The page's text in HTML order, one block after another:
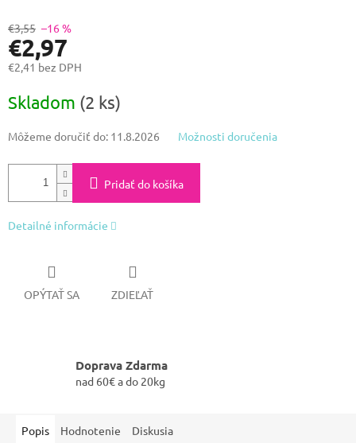
€3,55 –16 %
€2,97
€2,41 bez DPH
cena:
Skladom (2 ks)
Môžeme doručiť do: 11.8.2026 Možnosti doručenia
Pridať do košíka
Detailné informácie
OPÝTAŤ SA ZDIEĽAŤ
Doprava Zdarma
nad 60€ a do 20kg
Popis Hodnotenie Diskusia